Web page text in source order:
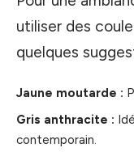
utiliser des
quelques
Jaune moutarde :
Gris anthracite :
contemporain.